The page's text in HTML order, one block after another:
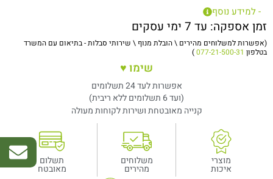
- למידע נוסף
זמן אספקה: עד 7 ימי עסקים
(אפשרות למשלוחים מהירים \ הובלת מנוף \ שירותי סבלות - בתיאום עם המשרד
בטלפון 077-21-500-31
)
שימו ♥
אפשרות לעד 24 תשלומים
(ועד 6 תשלומים ללא ריבית)
קנייה מאובטחת ושירות לקוחות מעולה
מוצרי
איכות
משלוחים
מהירים
תשלום
מאובטח